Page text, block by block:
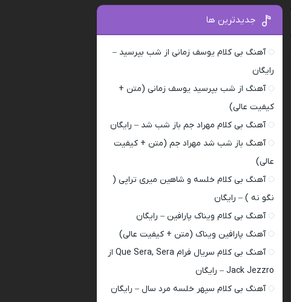
جدیدترین ها
آهنگ بی کلام یوسف زمانی از شب بپرسید –
رایگان
آهنگ از شب بپرسید یوسف زمانی (متن +
کیفیت عالی)
آهنگ بی کلام مهراد جم باز شب شد – رایگان
آهنگ باز شب شد مهراد جم (متن + کیفیت
عالی)
آهنگ بی کلام خلسه و شاهین میری تراپی (
نگو نه ) – رایگان
آهنگ بی کلام ویناک پارافین – رایگان
آهنگ پارافین ویناک (متن + کیفیت عالی)
آهنگ بی کلام سریال فرام Que Sera, Sera از
Jack Jezzro – رایگان
آهنگ بی کلام سپهر خلسه مرد سال – رایگان